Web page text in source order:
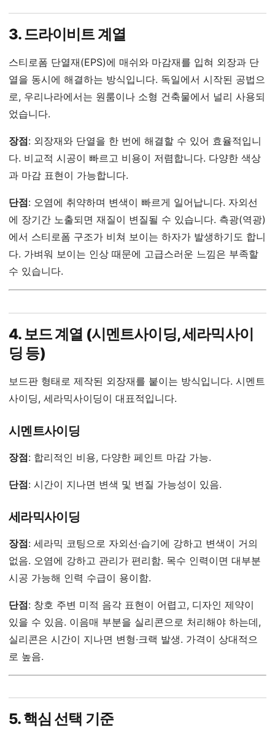
3. 드라이비트 계열
스티로폼 단열재(EPS)에 매쉬와 마감재를 입혀 외장과 단
열을 동시에 해결하는 방식입니다. 독일에서 시작된 공법으
로, 우리나라에서는 원룸이나 소형 건축물에서 널리 사용되
었습니다.
장점: 외장재와 단열을 한 번에 해결할 수 있어 효율적입니
다. 비교적 시공이 빠르고 비용이 저렴합니다. 다양한 색상
과 마감 표현이 가능합니다.
단점: 오염에 취약하며 변색이 빠르게 일어납니다. 자외선
에 장기간 노출되면 재질이 변질될 수 있습니다. 측광(역광)
에서 스티로폼 구조가 비쳐 보이는 하자가 발생하기도 합니
다. 가벼워 보이는 인상 때문에 고급스러운 느낌은 부족할
수 있습니다.
4. 보드 계열 (시멘트사이딩, 세라믹사이
딩 등)
보드판 형태로 제작된 외장재를 붙이는 방식입니다. 시멘트
사이딩, 세라믹사이딩이 대표적입니다.
시멘트사이딩
장점: 합리적인 비용, 다양한 페인트 마감 가능.
단점: 시간이 지나면 변색 및 변질 가능성이 있음.
세라믹사이딩
장점: 세라믹 코팅으로 자외선·습기에 강하고 변색이 거의
없음. 오염에 강하고 관리가 편리함. 목수 인력이면 대부분
시공 가능해 인력 수급이 용이함.
단점: 창호 주변 미적 음각 표현이 어렵고, 디자인 제약이
있을 수 있음. 이음매 부분을 실리콘으로 처리해야 하는데,
실리콘은 시간이 지나면 변형·크랙 발생. 가격이 상대적으
로 높음.
5. 핵심 선택 기준